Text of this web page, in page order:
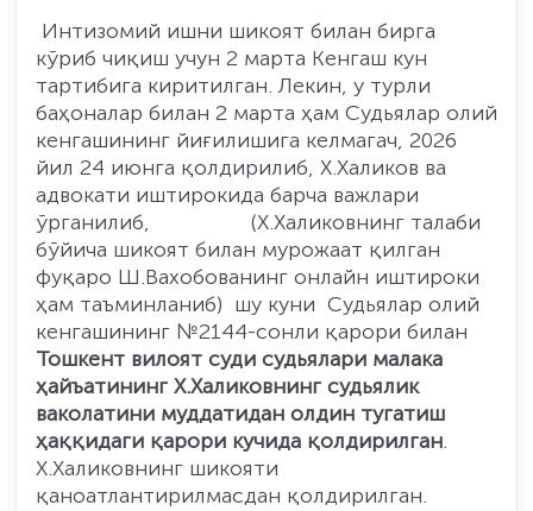
Интизомий ишни шикоят билан бирга
кўриб чиқиш учун 2 марта Кенгаш кун
тартибига киритилган. Лекин, у турли
баҳоналар билан 2 марта ҳам Судьялар олий
кенгашининг йиғилишига келмагач, 2026
йил 24 июнга қолдирилиб, Х.Халиков ва
адвокати иштирокида барча важлари
ўрганилиб, (Х.Халиковнинг талаби
бўйича шикоят билан мурожаат қилган
фуқаро Ш.Вахобованинг онлайн иштироки
ҳам таъминланиб) шу куни Судьялар олий
кенгашининг №2144-сонли қарори билан
Тошкент вилоят суди судьялари малака
ҳайъатининг Х.Халиковнинг судьялик
ваколатини муддатидан олдин тугатиш
ҳаққидаги қарори кучида қолдирилган.
Х.Халиковнинг шикояти
қаноатлантирилмасдан қолдирилган.